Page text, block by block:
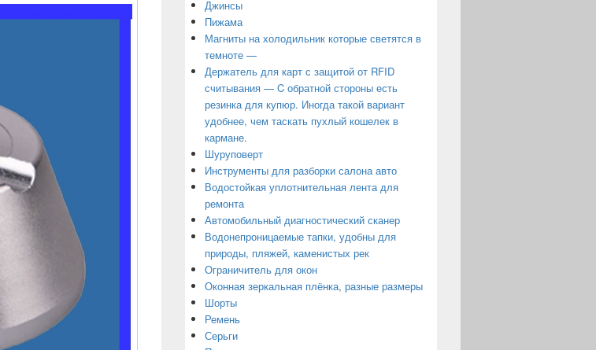
Джинсы
Пижама
Магниты на холодильник которые светятся в
темноте —
Держатель для карт с защитой от RFID
считывания — C обратной стороны есть
резинка для купюр. Иногда такой вариант
удобнее, чем таскать пухлый кошелек в
кармане.
Шуруповерт
Инструменты для разборки салона авто
Водостойкая уплотнительная лента для
ремонта
Автомобильный диагностический сканер
Водонепроницаемые тапки, удобны для
природы, пляжей, каменистых рек
Ограничитель для окон
Оконная зеркальная плёнка, разные размеры
Шорты
Ремень
Серьги